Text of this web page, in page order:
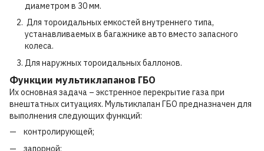
диаметром в 30 мм.
Для тороидальных емкостей внутреннего типа,
устанавливаемых в багажнике авто вместо запасного
колеса.
Для наружных тороидальных баллонов.
Функции мультиклапанов ГБО
Их основная задача – экстренное перекрытие газа при
внештатных ситуациях. Мультиклапан ГБО предназначен для
выполнения следующих функций:
контролирующей;
запорной;